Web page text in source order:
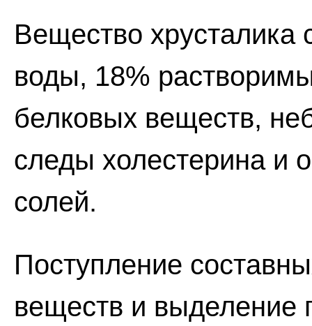
Вещество хрусталика
воды, 18%
белковых веществ,
следы холестерина и
солей.
Поступление
веществ и выделение